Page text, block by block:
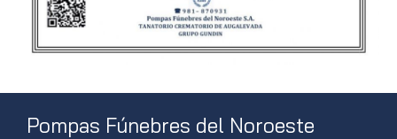
Pompas Fúnebres del Noroeste